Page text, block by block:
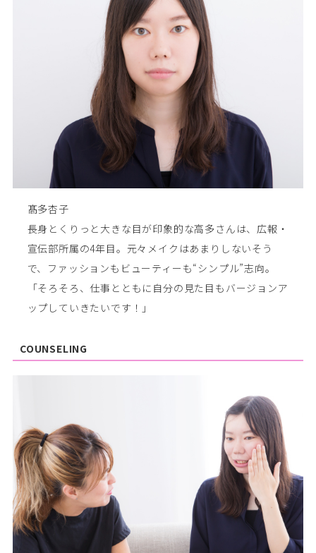
髙多杏子
長身とくりっと大きな目が印象的な高多さんは、広報・
宣伝部所属の4年目。元々メイクはあまりしないそう
で、ファッションもビューティーも“シンプル”志向。
「そろそろ、仕事とともに自分の見た目もバージョンア
ップしていきたいです！」
COUNSELING